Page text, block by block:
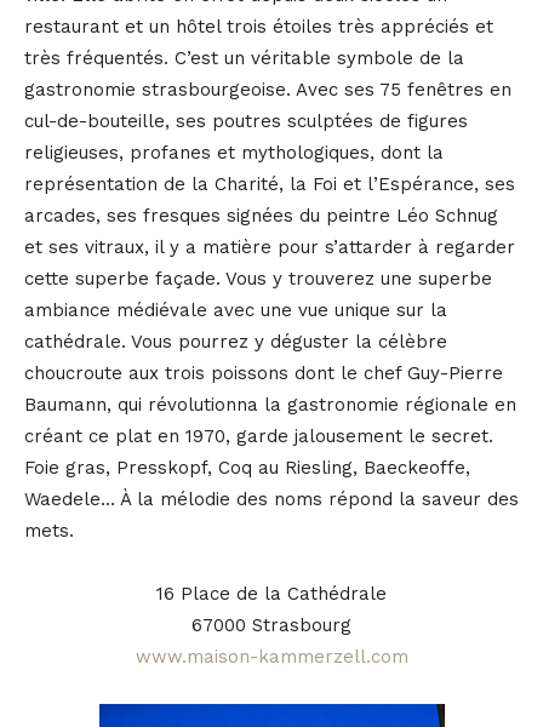
restaurant et un hôtel trois étoiles très appréciés et
très fréquentés. C’est un véritable symbole de la
gastronomie strasbourgeoise. Avec ses 75 fenêtres en
cul-de-bouteille, ses poutres sculptées de figures
religieuses, profanes et mythologiques, dont la
représentation de la Charité, la Foi et l’Espérance, ses
arcades, ses fresques signées du peintre Léo Schnug
et ses vitraux, il y a matière pour s’attarder à regarder
cette superbe façade. Vous y trouverez une superbe
ambiance médiévale avec une vue unique sur la
cathédrale. Vous pourrez y déguster la célèbre
choucroute aux trois poissons dont le chef Guy-Pierre
Baumann, qui révolutionna la gastronomie régionale en
créant ce plat en 1970, garde jalousement le secret.
Foie gras, Presskopf, Coq au Riesling, Baeckeoffe,
Waedele… À la mélodie des noms répond la saveur des
mets.
16 Place de la Cathédrale
67000 Strasbourg
www.maison-kammerzell.com